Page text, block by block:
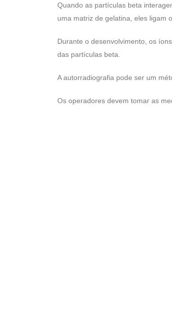
Quando as partículas beta
uma matriz de gelatina, eles ligam
Durante o desenvolvimento, os
das partículas beta.
A autorradiografia pode ser um
Os operadores devem tomar as